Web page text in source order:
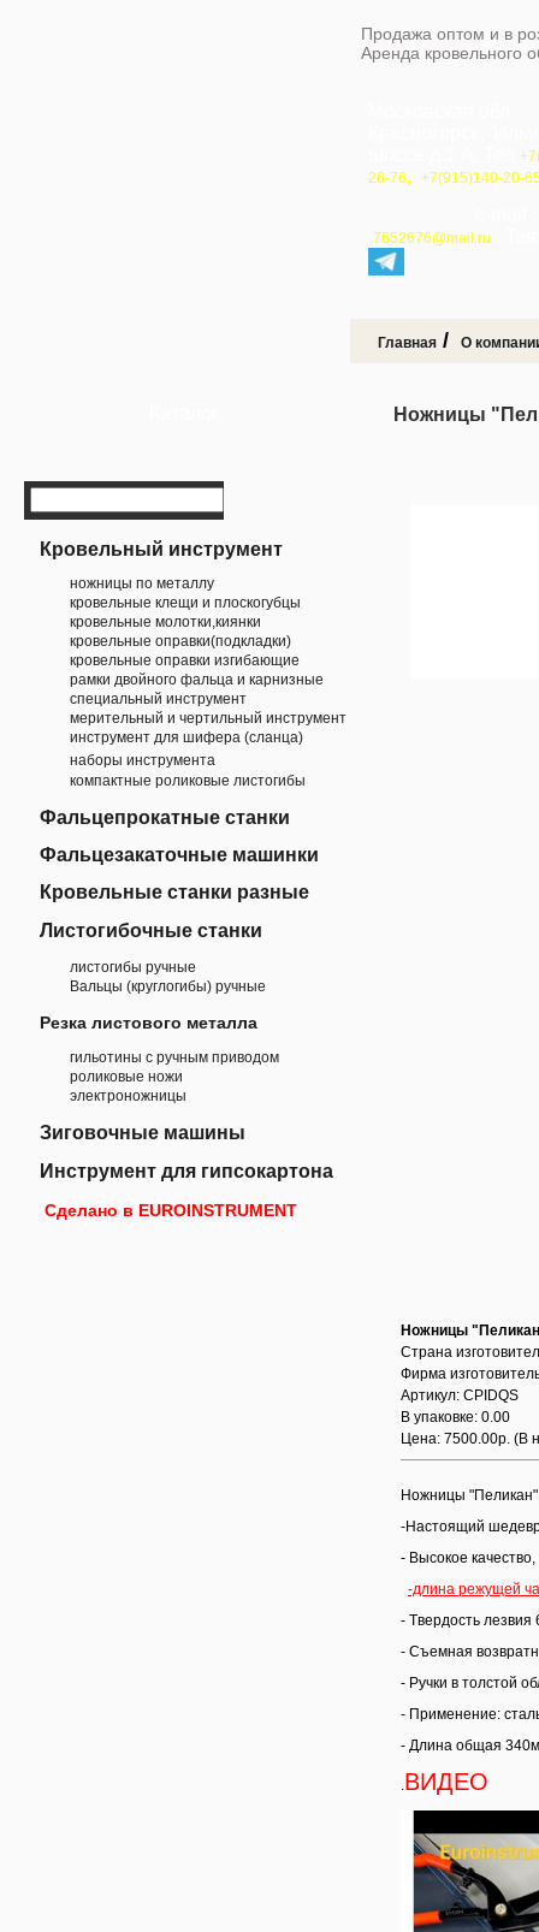
Продажа оптом и в
Аренда кровельного
26-76, +7(915)140-20-
7652676@mail.ru
Главная / О
Кровельный инструмент
ножницы по металлу
кровельные клещи и плоскогубцы
кровельные молотки,киянки
кровельные оправки(подкладки)
кровельные оправки изгибающие
рамки двойного фальца и карнизные
специальный инструмент
мерительный и чертильный инструмент
инструмент для шифера (сланца)
наборы инструмента
компактные роликовые листогибы
Фальцепрокатные станки
Фальцезакаточные машинки
Кровельные станки разные
Листогибочные станки
листогибы ручные
Вальцы (круглогибы) ручные
Резка листового металла
гильотины с ручным приводом
роликовые ножи
электроножницы
Зиговочные машины
Инструмент для гипсокартона
Сделано в EUROINSTRUMENT
Ножницы
Ножницы
Страна
Фирма
Артикул: CPIDQS
В упаковке: 0.00
Цена: 7500.00р. (В
Ножницы "Пеликан"
-Настоящий шедевр
- Высокое
-длина режущей
- Tвердость лезвия
- Съемная
- Ручки в толстой
- Применение:
- Длина общая
.ВИДЕО